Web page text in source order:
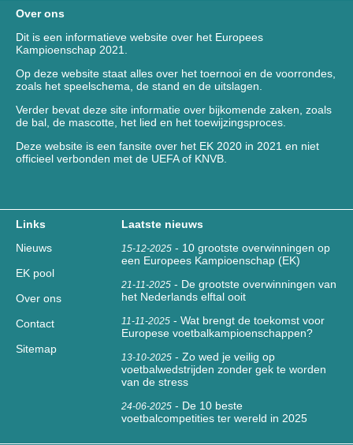
Over ons
Dit is een informatieve website over het Europees
Kampioenschap 2021.
Op deze website staat alles over het toernooi en de voorrondes,
zoals het speelschema, de stand en de uitslagen.
Verder bevat deze site informatie over bijkomende zaken, zoals
de bal, de mascotte, het lied en het toewijzingsproces.
Deze website is een fansite over het EK 2020 in 2021 en niet
officieel verbonden met de UEFA of KNVB.
Links
Nieuws
EK pool
Over ons
Contact
Sitemap
Laatste nieuws
15-12-2025 - 10 grootste overwinningen op
een Europees Kampioenschap (EK)
21-11-2025 - De grootste overwinningen van
het Nederlands elftal ooit
11-11-2025 -Wat brengt de toekomst voor
Europese voetbalkampioenschappen?
13-10-2025 -Zo wed je veilig op
voetbalwedstrijden zonder gek te worden
van de stress
24-06-2025 - De 10 beste
voetbalcompetities ter wereld in 2025